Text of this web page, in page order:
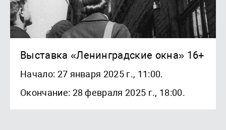
Выставка «Ленинградские окна» 16+
Начало: 27 января 2025 г., 11:00.
Окончание: 28 февраля 2025 г., 18:00.